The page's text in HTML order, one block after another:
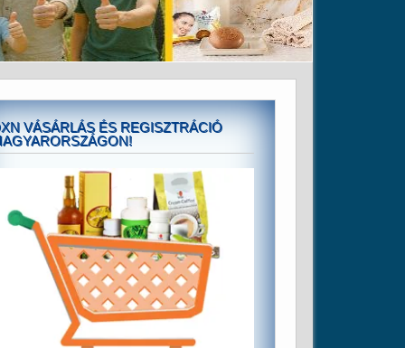
VÁSÁRLÁS ÉS REGISZTRÁCIÓ